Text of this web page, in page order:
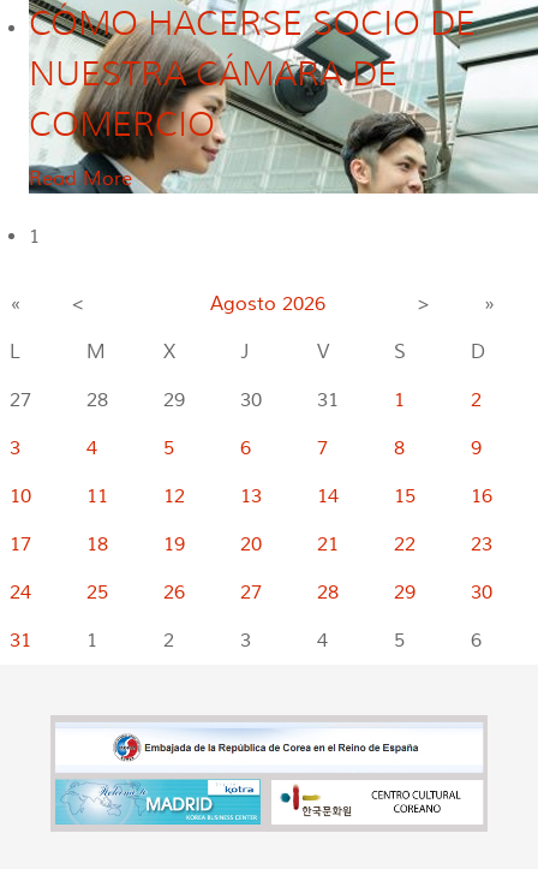
CÓMO HACERSE SOCIO DE
NUESTRA CÁMARA DE
COMERCIO
Read More
1
« < Agosto 2026 >
»
L
M X J V S
D
27
28 29 30 31 1
2
3
4 5 6 7 8
9
10
11 12 13 14 15
16
17
18 19 20 21 22
23
24
25 26 27 28 29
30
31
1 2 3 4 5 6